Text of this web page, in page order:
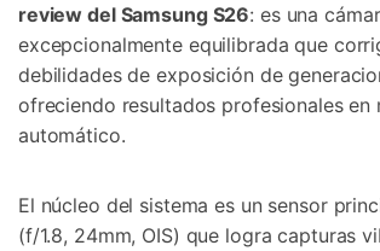
review del Samsung S26: es una
excepcionalmente equilibrada que
debilidades de exposición de
ofreciendo resultados profesionales en
automático.
El núcleo del sistema es un sensor
(f/1.8, 24mm, OIS) que logra capturas